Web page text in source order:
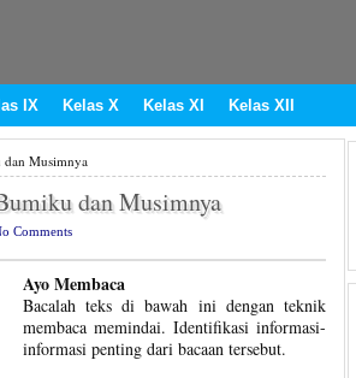
IX Kelas X Kelas XI Kelas XII
dan Musimnya
dan Musimnya
Comments
Ayo Membaca
Bacalah teks di bawah ini dengan teknik
membaca memindai. Identifikasi informasi-
informasi penting dari bacaan tersebut.